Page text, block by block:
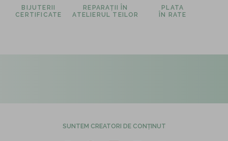
BIJUTERII
CERTIFICATE
REPARAȚII ÎN
ATELIERUL TEILOR
PLATA
ÎN RATE
SUNTEM CREATORI DE CONȚINUT